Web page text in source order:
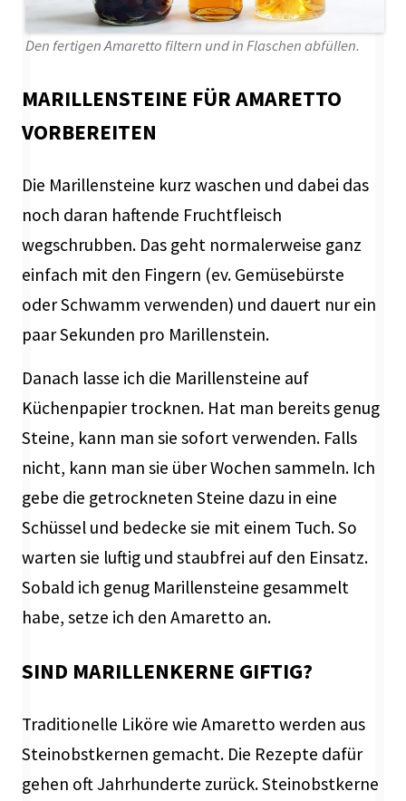
Den fertigen Amaretto filtern und in Flaschen abfüllen.
MARILLENSTEINE FÜR AMARETTO
VORBEREITEN
Die Marillensteine kurz waschen und dabei das
noch daran haftende Fruchtfleisch
wegschrubben. Das geht normalerweise ganz
einfach mit den Fingern (ev. Gemüsebürste
oder Schwamm verwenden) und dauert nur ein
paar Sekunden pro Marillenstein.
Danach lasse ich die Marillensteine auf
Küchenpapier trocknen. Hat man bereits genug
Steine, kann man sie sofort verwenden. Falls
nicht, kann man sie über Wochen sammeln. Ich
gebe die getrockneten Steine dazu in eine
Schüssel und bedecke sie mit einem Tuch. So
warten sie luftig und staubfrei auf den Einsatz.
Sobald ich genug Marillensteine gesammelt
habe, setze ich den Amaretto an.
SIND MARILLENKERNE GIFTIG?
Traditionelle Liköre wie Amaretto werden aus
Steinobstkernen gemacht. Die Rezepte dafür
gehen oft Jahrhunderte zurück. Steinobstkerne